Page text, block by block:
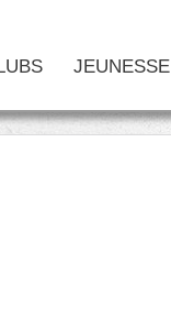
JEUNESSE